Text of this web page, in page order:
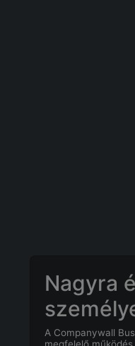
Nagyra
A Companywall